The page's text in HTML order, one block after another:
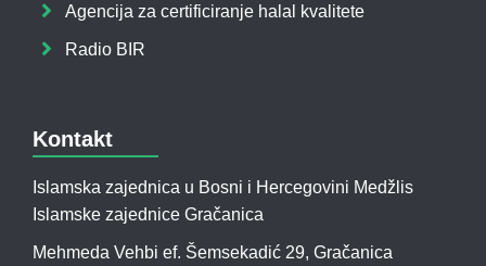
Agencija za certificiranje halal kvalitete
Radio BIR
Kontakt
Islamska zajednica u Bosni i Hercegovini Medžlis
Islamske zajednice Gračanica
Mehmeda Vehbi ef. Šemsekadić 29, Gračanica